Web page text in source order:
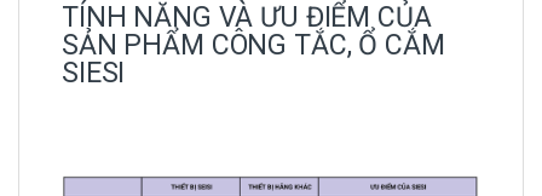
TÍNH NĂNG VÀ ƯU ĐIỂM CỦA
SẢN PHẨM CÔNG TẮC, Ổ CẮM
SIESI